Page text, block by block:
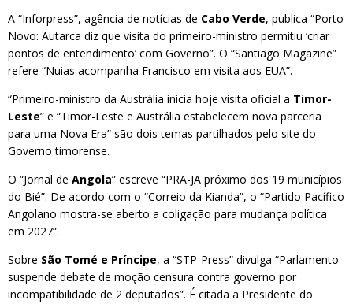
A “Inforpress”, agência de notícias de Cabo Verde, publica “Porto
Novo: Autarca diz que visita do primeiro-ministro permitiu ‘criar
pontos de entendimento’ com Governo”. O “Santiago Magazine”
refere “Nuias acompanha Francisco em visita aos EUA”.
“Primeiro-ministro da Austrália inicia hoje visita oficial a Timor-
Leste” e “Timor-Leste e Austrália estabelecem nova parceria
para uma Nova Era” são dois temas partilhados pelo site do
Governo timorense.
O “Jornal de Angola” escreve “PRA-JA próximo dos 19 municípios
do Bié”. De acordo com o “Correio da Kianda”, o “Partido Pacífico
Angolano mostra-se aberto a coligação para mudança política
em 2027”.
Sobre São Tomé e Príncipe, a “STP-Press” divulga “Parlamento
suspende debate de moção censura contra governo por
incompatibilidade de 2 deputados”. É citada a Presidente do